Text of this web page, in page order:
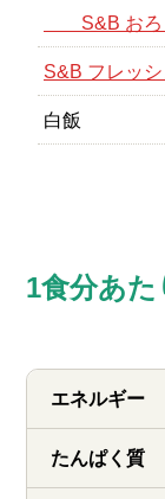
S&B おろ
S&B フレッ
白飯
1食分あ
エネルギー
たんぱく質